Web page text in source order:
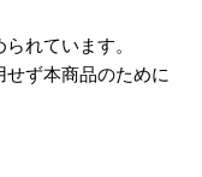
れています。
ず本商品のために